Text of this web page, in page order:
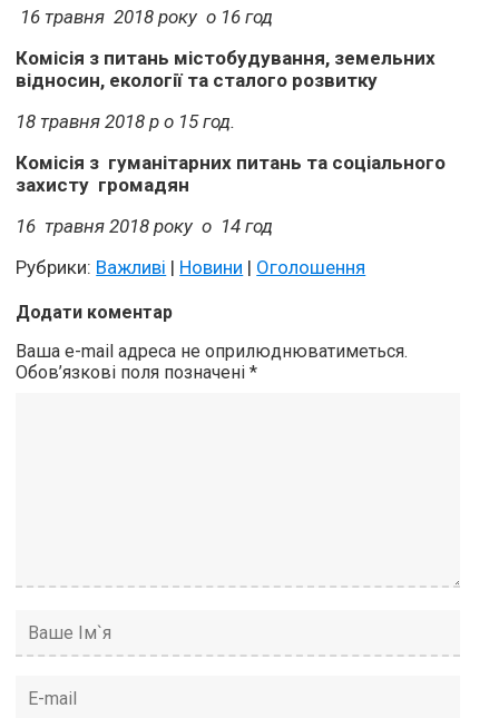
16 травня 2018 року о 16 год
Комісія з питань містобудування, земельних
відносин, екології та сталого розвитку
18 травня 2018 р о 15 год.
Комісія з гуманітарних питань та соціального
захисту громадян
16 травня 2018 року о 14 год
Рубрики: Важливі | Новини | Оголошення
Додати коментар
Ваша e-mail адреса не оприлюднюватиметься.
Обов’язкові поля позначені*